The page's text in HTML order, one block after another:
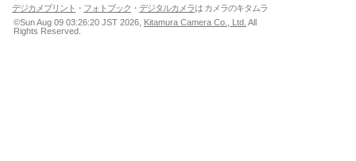
デジカメプリント ・ フォトブック ・ デジタルカメラは カメラのキタムラ
©Sun Aug 09 03:26:20 JST 2026, Kitamura Camera Co., Ltd. All
Rights Reserved.